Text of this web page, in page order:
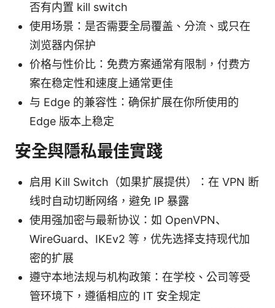
否有内置 kill switch
使用场景：是否需要全局覆盖、分流、或只在
浏览器内保护
价格与性价比：免费方案通常有限制，付费方
案在稳定性和速度上通常更佳
与 Edge 的兼容性：确保扩展在你所使用的
Edge 版本上稳定
安全與隱私最佳實踐
启用 Kill Switch（如果扩展提供）：在 VPN 断
线时自动切断网络，避免 IP 暴露
使用强加密与最新协议：如 OpenVPN、
WireGuard、IKEv2 等，优先选择支持现代加
密的扩展
遵守本地法规与机构政策：在学校、公司等受
管环境下，遵循相应的 IT 安全规定